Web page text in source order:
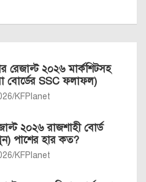
রেজাল্ট ২০২৬ মার্কশিটসহ
বোর্ডের SSC ফলাফল)
KFPlanet
২০২৬ রাজশাহী বোর্ড
পাশের হার কত?
KFPlanet